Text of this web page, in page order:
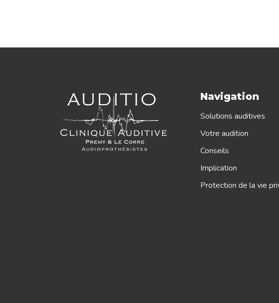
Navigation
Solutions auditives
Votre audition
Conseils
Implication
Protection de la vie